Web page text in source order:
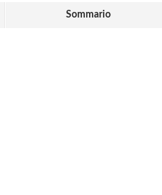
Sommario